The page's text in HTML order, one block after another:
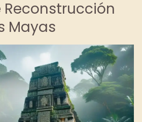
Reconstrucción
Mayas